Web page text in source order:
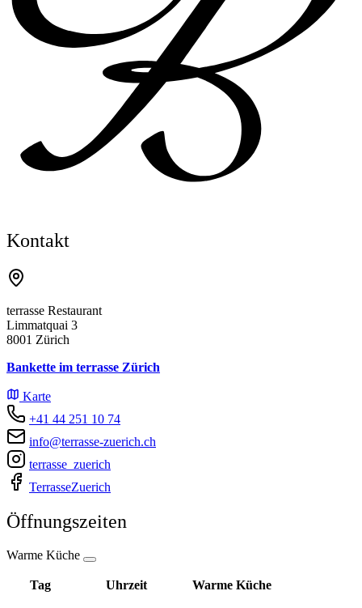
Kontakt
terrasse Restaurant
Limmatquai 3
8001 Zürich
Bankette im terrasse Zürich
Karte
+41 44 251 10 74
info@terrasse-zuerich.ch
terrasse_zuerich
TerrasseZuerich
Öffnungszeiten
Warme Küche
Tag Uhrzeit Warme Küche